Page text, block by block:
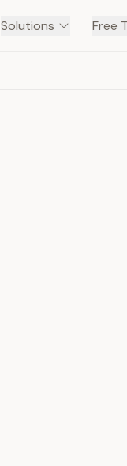
Solutions Free